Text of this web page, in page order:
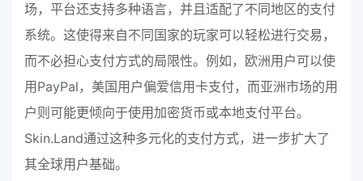
场，平台还支持多种语言，并且适配了不同地区的支付
系统。这使得来自不同国家的玩家可以轻松进行交易，
而不必担心支付方式的局限性。例如，欧洲用户可以使
用PayPal，美国用户偏爱信用卡支付，而亚洲市场的用
户则可能更倾向于使用加密货币或本地支付平台。
Skin.Land通过这种多元化的支付方式，进一步扩大了
其全球用户基础。